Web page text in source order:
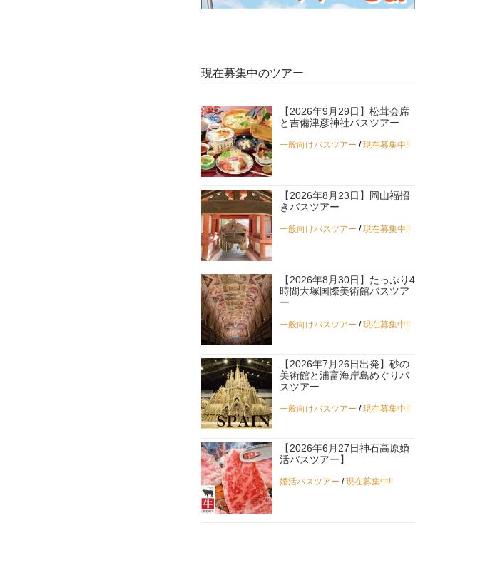
現在募集中のツアー
【2026年9月29日】松茸会席
と吉備津彦神社バスツアー
一般向けバスツアー /現在募集中!!
【2026年8月23日】岡山福招
きバスツアー
一般向けバスツアー /現在募集中!!
【2026年8月30日】たっぷり4
時間大塚国際美術館バスツア
ー
一般向けバスツアー /現在募集中!!
【2026年7月26日出発】砂の
美術館と浦富海岸島めぐりバ
スツアー
一般向けバスツアー /現在募集中!!
【2026年6月27日神石高原婚
活バスツアー】
婚活バスツアー /現在募集中!!